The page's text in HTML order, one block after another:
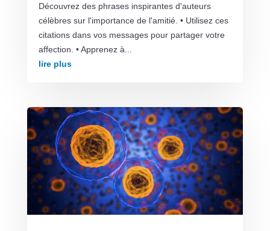
Découvrez des phrases inspirantes d'auteurs
célèbres sur l'importance de l'amitié. • Utilisez ces
citations dans vos messages pour partager votre
affection. • Apprenez à...
lire plus